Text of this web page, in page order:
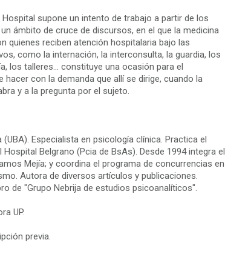
supone un intento de trabajo a partir de los
ámbito de cruce de discursos, en el que la medicina
quienes reciben atención hospitalaria bajo las
como la internación, la interconsulta, la guardia, los
los talleres… constituye una ocasión para el
con la demanda que allí se dirige, cuando la
y a la pregunta por el sujeto.
(UBA). Especialista en psicología clínica. Practica el
Belgrano (Pcia de BsAs). Desde 1994 integra el
Mejía; y coordina el programa de concurrencias en
Autora de diversos artículos y publicaciones.
de "Grupo Nebrija de estudios psicoanalíticos".
UP.
previa.